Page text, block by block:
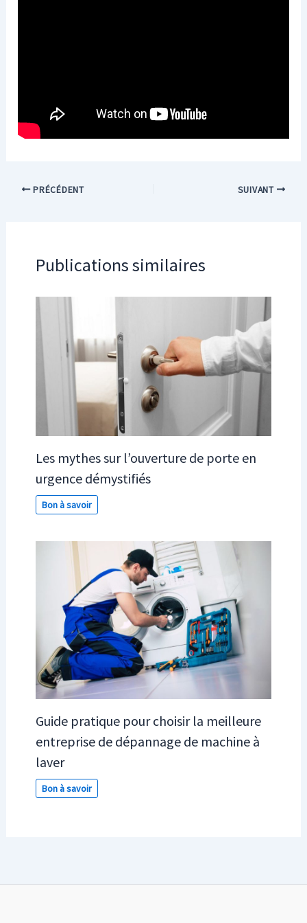
PRÉCÉDENT SUIVANT
Publications similaires
Les mythes sur l’ouverture de porte en
urgence démystifiés
Bon à savoir
Guide pratique pour choisir la meilleure
entreprise de dépannage de machine à
laver
Bon à savoir